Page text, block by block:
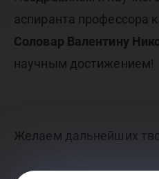
аспиранта профессора
Соловар Валентину
научным достижением!
Желаем дальнейших